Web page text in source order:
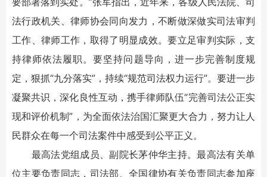
法行政机关、律师协会同向发力，不断做深做实司法审判
工作、律师工作，取得了明显成效。要立足审判实际，支
持律师依法履职。要坚持问题导向，进一步完善制度规
定，狠抓“九分落实”，持续“规范司法权力运行”。要进一步
凝聚共识，深化良性互动，携手律师队伍“完善司法公正实
现和评价机制”，为全面依法治国汇聚更大合力，努力让人
民群众在每一个司法案件中感受到公平正义。
最高法党组成员、副院长茅仲华主持。最高法有关单
位主要负责同志，司法部、全国律协有关负责同志参加座